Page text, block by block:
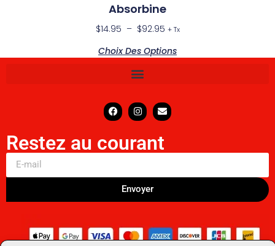
Absorbine
$14.95 – $92.95 + Tx
Choix Des Options
Restez au courant
Envoyer